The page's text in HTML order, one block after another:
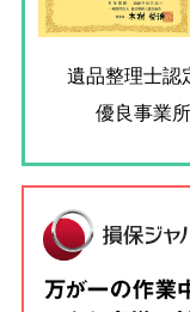
遺品整理士認
優良事業